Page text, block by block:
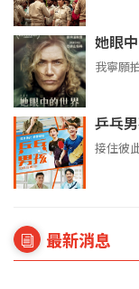
她眼
我寧願
乒乓
接住彼
最新消息